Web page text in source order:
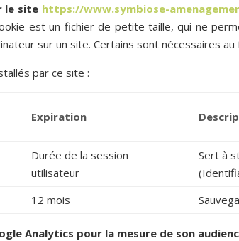
le site https://www.symbiose-
est un fichier de petite taille, qui ne
sur un site. Certains sont nécessaires
par ce site :
Expiration
Durée de la session
utilisateur
Sert à
12 mois
Analytics pour la mesure de son